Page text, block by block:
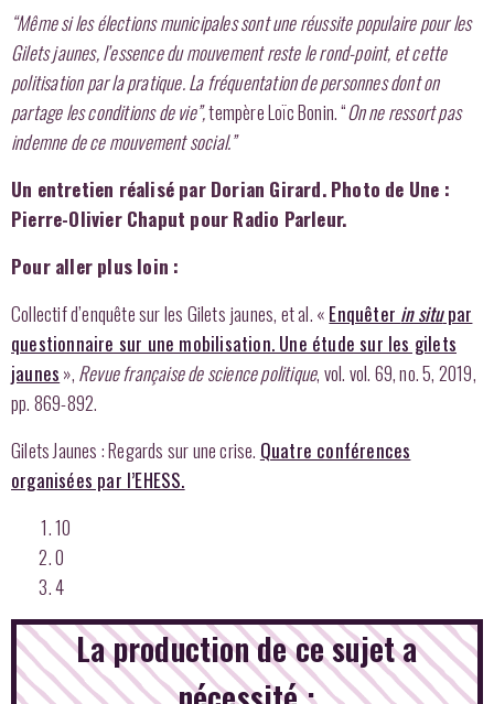
“Même si les élections municipales sont une réussite populaire pour les
Gilets jaunes,l’essence du mouvement reste le rond-point, et cette
politisation par la pratique. La fréquentation de personnes dont on
partage les conditions de vie”,tempère Loïc Bonin. “On ne ressort pas
indemne de ce mouvement social.”
Un entretien réalisé par Dorian Girard. Photo de Une :
Pierre-Olivier Chaput pour Radio Parleur.
Pour aller plus loin :
Collectif d’enquête surles Gilets jaunes, et al. « Enquêter in situpar
questionnaire sur une mobilisation. Une étude sur les gilets
jaunes », Revue française de science politique, vol. vol. 69, no. 5, 2019,
pp. 869-892.
Gilets Jaunes : Regards sur une crise. Quatre conférences
organisées par l’EHESS.
10
0
4
La production de ce sujet a